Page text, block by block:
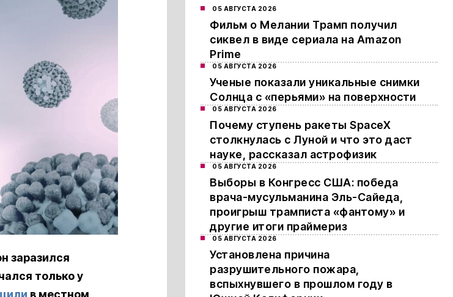
заразился
только у
05 АВГУСТА 2026
Фильм о Мелании Трамп получил
сиквел в виде сериала на Amazon
Prime
05 АВГУСТА 2026
Ученые показали уникальные снимки
Солнца с «перьями» на поверхности
05 АВГУСТА 2026
Почему ступень ракеты SpaceX
столкнулась с Луной и что это даст
науке, рассказал астрофизик
05 АВГУСТА 2026
Выборы в Конгресс США: победа
врача-мусульманина Эль-Сайеда,
проигрыш трамписта «фантому» и
другие итоги праймериз
05 АВГУСТА 2026
Установлена причина
разрушительного пожара,
вспыхнувшего в прошлом году в